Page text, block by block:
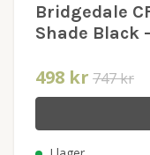
Bridgedale
Shade Black
498 kr 747 kr